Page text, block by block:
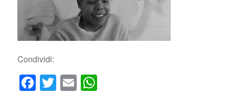
Condividi:
Facebook
Twitter
EmailWhatsApp